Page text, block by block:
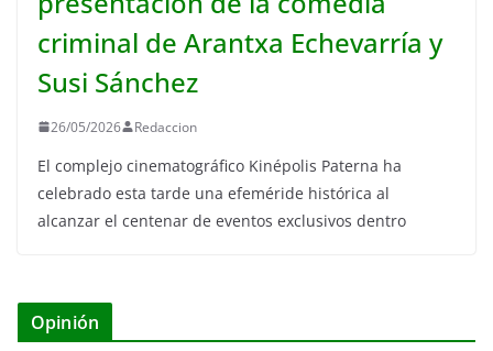
criminal de Arantxa Echevarría y
Susi Sánchez
26/05/2026 Redaccion
El complejo cinematográfico Kinépolis Paterna ha
celebrado esta tarde una efeméride histórica al
alcanzar el centenar de eventos exclusivos dentro
Opinión